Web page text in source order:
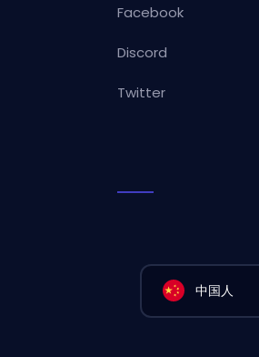
Facebook
Discord
Twitter
中国人